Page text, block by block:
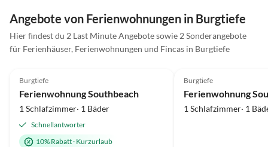
Angebote von Ferienwohnungen in Burgtiefe
Hier findest du 2 Last Minute Angebote sowie 2 Sonderangebote
für Ferienhäuser, Ferienwohnungen und Fincas in Burgtiefe
Burgtiefe
Ferienwohnung Southbeach
1 Schlafzimmer· 1 Bäder
Schnellantworter
10% Rabatt· Kurzurlaub
Burgtiefe
Ferienwohnung
1 Schlafzimmer· 1